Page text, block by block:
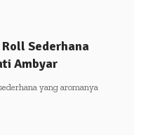
Sederhana
Ambyar
yang aromanya